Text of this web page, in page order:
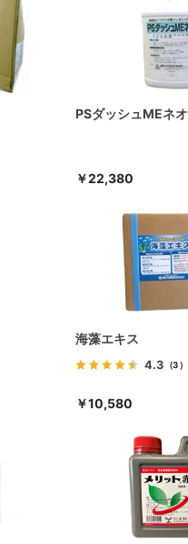
PSダッシュMEネオ
￥22,380
海藻エキス
4.3 （3）
￥10,580